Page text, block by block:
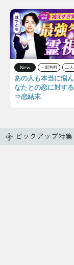
New 一部無料 二人
あの人も本当に悩
なたとの恋に対す
⇒恋結末
ピックアップ特集